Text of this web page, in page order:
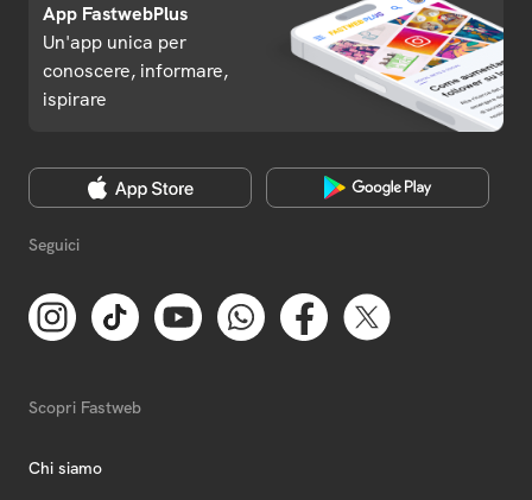
App FastwebPlus
Un'app unica per
conoscere, informare,
ispirare
Seguici
Scopri Fastweb
Chi siamo